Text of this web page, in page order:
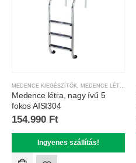
MEDENCE KIEGÉSZÍTŐK MEDENCE LÉTRÁK
Medence létra, nagy ívű 5
fokos AISI304
154.990 Ft
Ingyenes szállítás!